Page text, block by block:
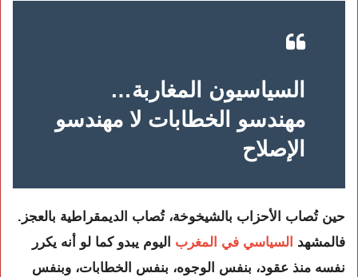
السياسيون المغاربة…
مهندسو الخطابات لا مهندسو
الإصلاح
حين تُصاب الأحزاب بالشيخوخة، تُصاب الديمقراطية بالعجز.
فالمشهد السياسي في المغرب اليوم يبدو كما لو أنه يكرر
نفسه منذ عقود، بنفس الوجوه، بنفس الخطابات، وبنفس